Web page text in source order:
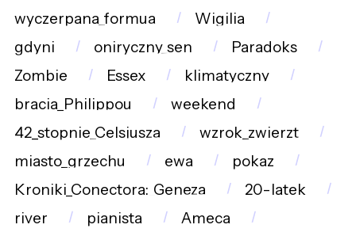
wyczerpana_formua
Wigilia
gdyni
oniryczny_sen
Paradoks
Zombie
Essex
klimatyczny
bracia_Philippou
weekend
42_stopnie_Celsjusza
wzrok_zwierzt
miasto_grzechu
ewa
pokaz
Kroniki_Conectora:_Geneza
20-latek
river
pianista
Ameca